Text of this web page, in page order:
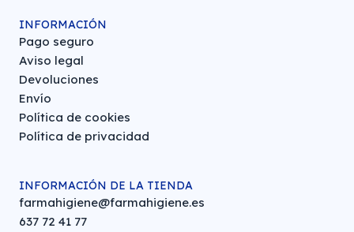
INFORMACIÓN
Pago seguro
Aviso legal
Devoluciones
Envío
Política de cookies
Política de privacidad
INFORMACIÓN DE LA TIENDA
farmahigiene@farmahigiene.es
637 72 41 77